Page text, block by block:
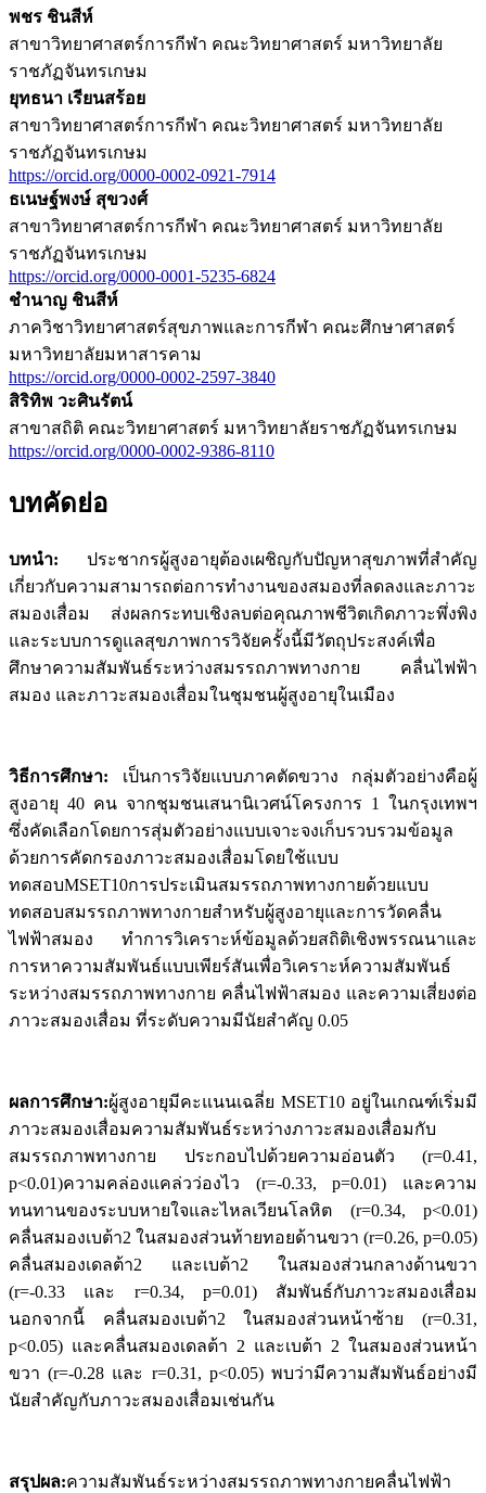
พชร ชินสีห์
สาขาวิทยาศาสตร์การกีฬา คณะวิทยาศาสตร์ มหาวิทยาลัย
ราชภัฏจันทรเกษม
ยุทธนา เรียนสร้อย
สาขาวิทยาศาสตร์การกีฬา คณะวิทยาศาสตร์ มหาวิทยาลัย
ราชภัฏจันทรเกษม
https://orcid.org/0000-0002-0921-7914
ธเนษฐ์พงษ์ สุขวงศ์
สาขาวิทยาศาสตร์การกีฬา คณะวิทยาศาสตร์ มหาวิทยาลัย
ราชภัฏจันทรเกษม
https://orcid.org/0000-0001-5235-6824
ชำนาญ ชินสีห์
ภาควิชาวิทยาศาสตร์สุขภาพและการกีฬา คณะศึกษาศาสตร์
มหาวิทยาลัยมหาสารคาม
https://orcid.org/0000-0002-2597-3840
สิริทิพ วะศินรัตน์
สาขาสถิติ คณะวิทยาศาสตร์ มหาวิทยาลัยราชภัฏจันทรเกษม
https://orcid.org/0000-0002-9386-8110
บทคัดย่อ
บทนำ: ประชากรผู้สูงอายุต้องเผชิญกับปัญหาสุขภาพที่สำคัญ
เกี่ยวกับความสามารถต่อการทำงานของสมองที่ลดลงและภาวะ
สมองเสื่อม ส่งผลกระทบเชิงลบต่อคุณภาพชีวิตเกิดภาวะพึ่งพิง
และระบบการดูแลสุขภาพการวิจัยครั้งนี้มีวัตถุประสงค์เพื่อ
ศึกษาความสัมพันธ์ระหว่างสมรรถภาพทางกาย คลื่นไฟฟ้า
สมอง และภาวะสมองเสื่อมในชุมชนผู้สูงอายุในเมือง
วิธีการศึกษา: เป็นการวิจัยแบบภาคตัดขวาง กลุ่มตัวอย่างคือผู้
สูงอายุ 40 คน จากชุมชนเสนานิเวศน์โครงการ 1 ในกรุงเทพฯ
ซึ่งคัดเลือกโดยการสุ่มตัวอย่างแบบเจาะจงเก็บรวบรวมข้อมูล
ด้วยการคัดกรองภาวะสมองเสื่อมโดยใช้แบบ
ทดสอบMSET10การประเมินสมรรถภาพทางกายด้วยแบบ
ทดสอบสมรรถภาพทางกายสำหรับผู้สูงอายุและการวัดคลื่น
ไฟฟ้าสมอง ทำการวิเคราะห์ข้อมูลด้วยสถิติเชิงพรรณนาและ
การหาความสัมพันธ์แบบเพียร์สันเพื่อวิเคราะห์ความสัมพันธ์
ระหว่างสมรรถภาพทางกาย คลื่นไฟฟ้าสมอง และความเสี่ยงต่อ
ภาวะสมองเสื่อม ที่ระดับความมีนัยสำคัญ 0.05
ผลการศึกษา:ผู้สูงอายุมีคะแนนเฉลี่ย MSET10 อยู่ในเกณฑ์เริ่มมี
ภาวะสมองเสื่อมความสัมพันธ์ระหว่างภาวะสมองเสื่อมกับ
สมรรถภาพทางกาย ประกอบไปด้วยความอ่อนตัว (r=0.41,
p<0.01)ความคล่องแคล่วว่องไว (r=-0.33, p=0.01) และความ
ทนทานของระบบหายใจและไหลเวียนโลหิต (r=0.34, p<0.01)
คลื่นสมองเบต้า2 ในสมองส่วนท้ายทอยด้านขวา (r=0.26, p=0.05)
คลื่นสมองเดลต้า2 และเบต้า2 ในสมองส่วนกลางด้านขวา
(r=-0.33 และ r=0.34, p=0.01) สัมพันธ์กับภาวะสมองเสื่อม
นอกจากนี้ คลื่นสมองเบต้า2 ในสมองส่วนหน้าซ้าย (r=0.31,
p<0.05) และคลื่นสมองเดลต้า 2 และเบต้า 2 ในสมองส่วนหน้า
ขวา (r=-0.28 และ r=0.31, p<0.05) พบว่ามีความสัมพันธ์อย่างมี
นัยสำคัญกับภาวะสมองเสื่อมเช่นกัน
สรุปผล:ความสัมพันธ์ระหว่างสมรรถภาพทางกายคลื่นไฟฟ้า